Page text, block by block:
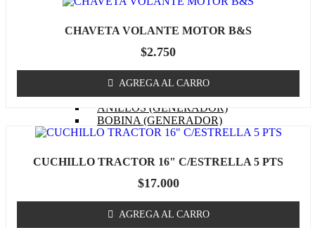
CABLE ACCIONAMIENTO
OTROS (TRACTOR)
MOTOR (GENERADOR)
CARBURADOR
(GENERADOR)
PISTON (GENERADOR)
ANILLOS (GENERADOR)
BOBINA (GENERADOR)
EMPAQUETADURAS
BIELA (GENERADOR)
(GENERADOR)
(GENERADOR)
FILTRO DE COMBUSTIBLE
CHAVETA VOLANTE MOTOR B&S
$2.750
AGREGA AL CARRO
CUCHILLO TRACTOR 16" C/ESTRELLA 5 PTS
$17.000
AGREGA AL CARRO